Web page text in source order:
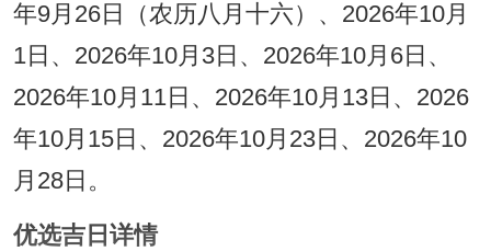
年9月26日（农历八月十六）、2026年10月
1日、2026年10月3日、2026年10月6日、
2026年10月11日、2026年10月13日、2026
年10月15日、2026年10月23日、2026年10
月28日。
优选吉日详情